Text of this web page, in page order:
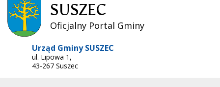
SUSZEC
Oficjalny Portal Gminy
Urząd Gminy SUSZEC
ul. Lipowa 1,
43-267 Suszec